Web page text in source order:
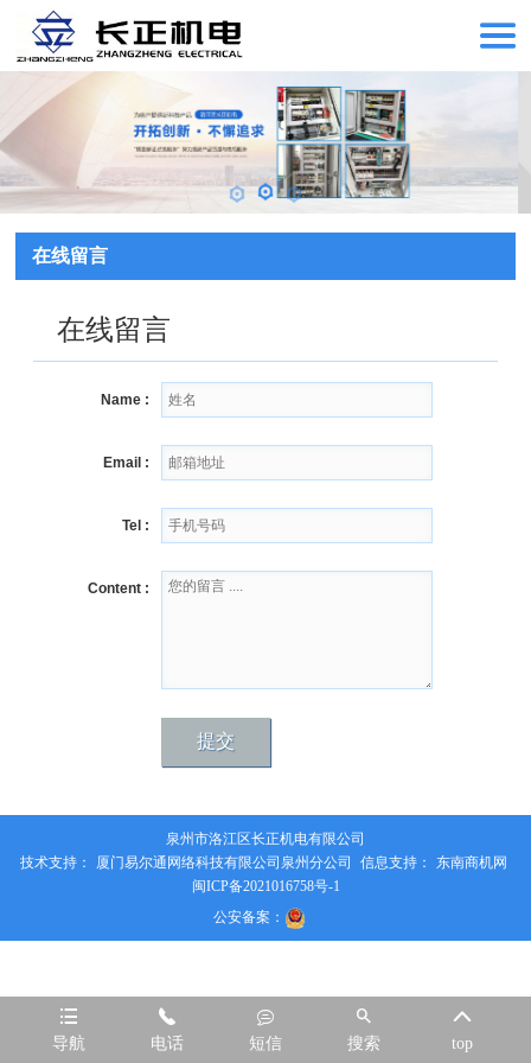

导航

电话

短信

搜索

top
在线留言
在线留言
Name :
Email :
Tel :
Content :
泉州市洛江区长正机电有限公司
技术支持：
厦门易尔通网络科技有限公司泉州分公司 信息支持：
东南商机网
闽ICP备2021016758号-1
公安备案：